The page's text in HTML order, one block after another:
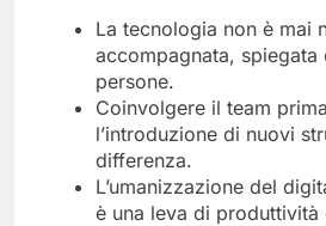
La tecnologia non è mai
accompagnata, spiegata
persone.
Coinvolgere il team
l’introduzione di nuovi
differenza.
L’umanizzazione del
è una leva di produttività